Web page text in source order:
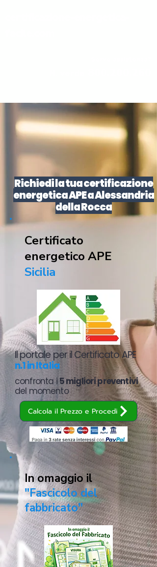
Richiedi la tua certificazione
energetica APE a Alessandria
della Rocca
Certificato
energetico APE
Sicilia
Il portale per il Certificato APE
n.1 in Italia
confronta i 5 migliori preventivi
del momento
Calcola il Prezzo e Procedi
In omaggio il
"Fascicolo del
fabbricato"